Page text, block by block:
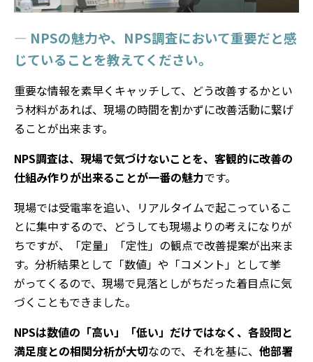
— NPSの魅力や、NPS調査において重要だと感
じていることを教えてください。
重要な情報を素早くキャッチして、どう改善するかとい
う材料があれば、現場の時間を割かずに改善活動に繋げ
ることが出来ます。
NPS調査は、現場で気づけないことを、客観的に改善の
仕組み作りが出来ることが一番の魅力です。
現場では受電率を追い、リアルタイムで起こっているこ
とに集中するので、どうしても現場よりの考えになりが
ちですが、「定量」「定性」の観点で改善提案が出来ま
す。 分析結果として「数値」や「コメント」として挙
がってくるので、現場で見落としがちだった着目点に気
づくこともできました。
NPSは数値の「高い」「低い」だけではなく、各設問と
満足度との相関分析が大切なので、それを基に、 他部署